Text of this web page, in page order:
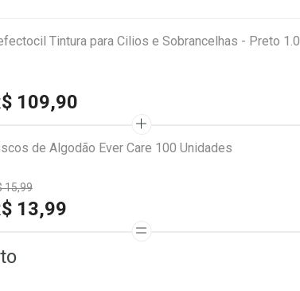
Tintura para Cilios e Sobrancelhas - Preto 1.0
109,90
de Algodão Ever Care 100 Unidades
15,99
13,99